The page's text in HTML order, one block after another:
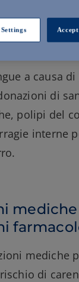
sangue
a causa
di
polipi del
interne
mediche
di